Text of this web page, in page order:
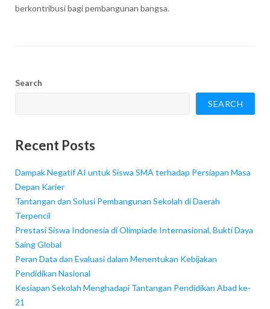
berkontribusi bagi pembangunan bangsa.
Search
SEARCH
Recent Posts
Dampak Negatif AI untuk Siswa SMA terhadap Persiapan Masa
Depan Karier
Tantangan dan Solusi Pembangunan Sekolah di Daerah
Terpencil
Prestasi Siswa Indonesia di Olimpiade Internasional, Bukti Daya
Saing Global
Peran Data dan Evaluasi dalam Menentukan Kebijakan
Pendidikan Nasional
Kesiapan Sekolah Menghadapi Tantangan Pendidikan Abad ke-
21